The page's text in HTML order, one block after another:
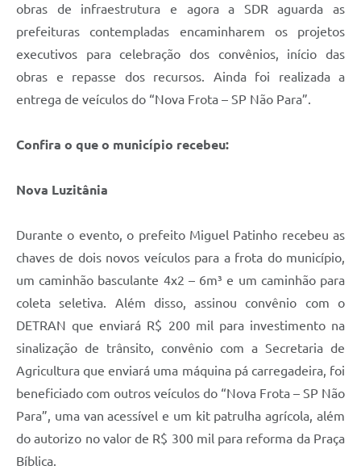
obras de infraestrutura e agora a SDR aguarda as
prefeituras contempladas encaminharem os projetos
executivos para celebração dos convênios, início das
obras e repasse dos recursos. Ainda foi realizada a
entrega de veículos do “Nova Frota – SP Não Para”.
Confira o que o município recebeu:
Nova Luzitânia
Durante o evento, o prefeito Miguel Patinho recebeu as
chaves de dois novos veículos para a frota do município,
um caminhão basculante 4x2 – 6m³ e um caminhão para
coleta seletiva. Além disso, assinou convênio com o
DETRAN que enviará R$ 200 mil para investimento na
sinalização de trânsito, convênio com a Secretaria de
Agricultura que enviará uma máquina pá carregadeira, foi
beneficiado com outros veículos do “Nova Frota – SP Não
Para”, uma van acessível e um kit patrulha agrícola, além
do autorizo no valor de R$ 300 mil para reforma da Praça
Bíblica.